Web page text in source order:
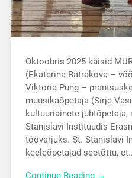
Oktoobris 2025 käisid
(Ekaterina Batrakova –
Viktoria Pung –
muusikaõpetaja (Sirje
kultuuriainete juhtõpetaja,
Stanislavi Instituudis
töövarjuks. St. Stanislavi
keeleõpetajad seetõttu,
Continue Reading →